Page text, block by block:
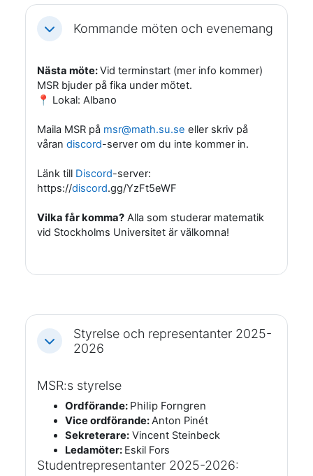
Fäll ihopKommande möten och evenemang
Nästa möte:Vid terminstart (mer info kommer)
MSR bjuder på fika under mötet.
📍 Lokal: Albano
Maila MSR på msr@math.su.se eller skriv på
våran discord-server om du inte kommer in.
Länk till Discord-server:
https://discord.gg/YzFt5eWF
Vilka får komma? Alla som studerar matematik
vid Stockholms Universitet är välkomna!
Fäll ihop
Styrelse och representanter 2025-
2026
MSR:s styrelse
Ordförande: Philip Forngren
Vice ordförande:Anton Pinét
Sekreterare: Vincent Steinbeck
Ledamöter: Eskil Fors
Studentrepresentanter 2025-2026: